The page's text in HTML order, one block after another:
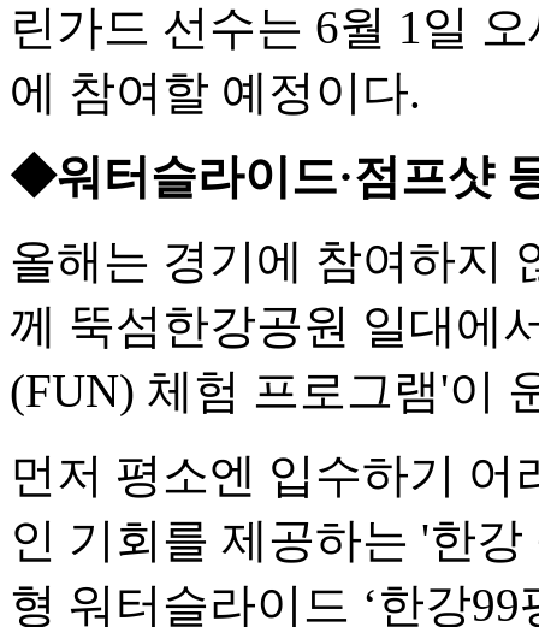
린가드 선수는 6월 1일
에 참여할 예정이다.
◆워터슬라이드·점프샷
올해는 경기에 참여하지
께 뚝섬한강공원 일대에
(FUN) 체험 프로그램'이
먼저 평소엔 입수하기
인 기회를 제공하는 '한
형 워터슬라이드 ‘한강